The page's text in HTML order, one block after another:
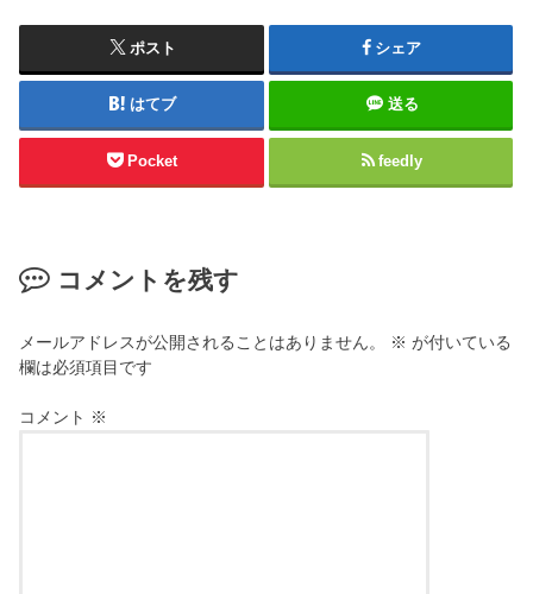
ポスト シェア
はてブ 送る
Pocket feedly
コメントを残す
メールアドレスが公開されることはありません。 ※ が付いている
欄は必須項目です
コメント ※